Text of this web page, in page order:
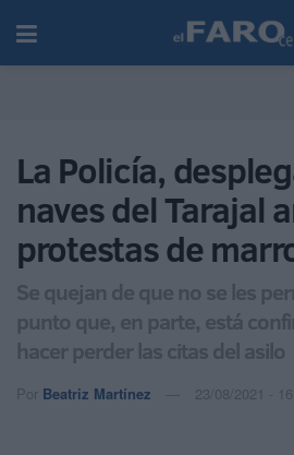
La Policía,
naves del Tarajal
protestas de
Se quejan de que no se les
punto que, en parte, está
hacer perder las citas del asilo
Por Beatriz Martínez 23/08/2021 -